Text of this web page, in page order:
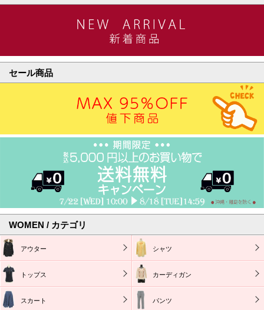
セール商品
WOMEN / カテゴリ
アウター シャツ
トップス カーディガン
スカート パンツ